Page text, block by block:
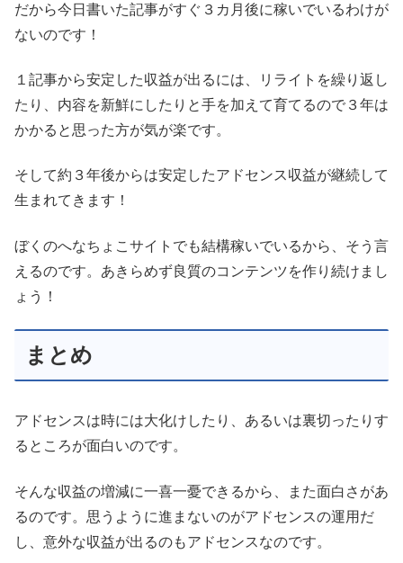
だから今日書いた記事がすぐ３カ月後に稼いでいるわけが
ないのです！
１記事から安定した収益が出るには、リライトを繰り返し
たり、内容を新鮮にしたりと手を加えて育てるので３年は
かかると思った方が気が楽です。
そして約３年後からは安定したアドセンス収益が継続して
生まれてきます！
ぼくのへなちょこサイトでも結構稼いでいるから、そう言
えるのです。あきらめず良質のコンテンツを作り続けまし
ょう！
まとめ
アドセンスは時には大化けしたり、あるいは裏切ったりす
るところが面白いのです。
そんな収益の増減に一喜一憂できるから、また面白さがあ
るのです。思うように進まないのがアドセンスの運用だ
し、意外な収益が出るのもアドセンスなのです。